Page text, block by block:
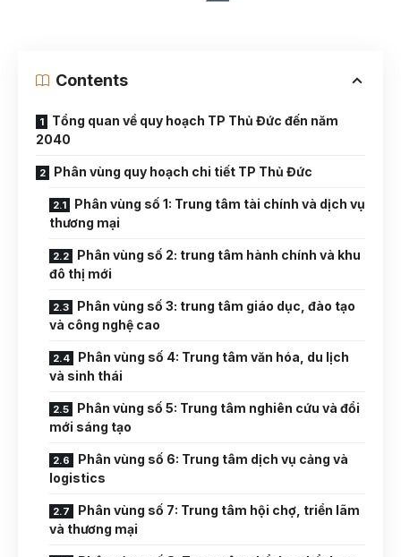
Contents
Tổng quan về quy hoạch TP Thủ Đức đến năm
2040
Phân vùng quy hoạch chi tiết TP Thủ Đức
Phân vùng số 1: Trung tâm tài chính và dịch vụ
thương mại
Phân vùng số 2: trung tâm hành chính và khu
đô thị mới
Phân vùng số 3: trung tâm giáo dục, đào tạo
và công nghệ cao
Phân vùng số 4: Trung tâm văn hóa, du lịch
và sinh thái
Phân vùng số 5: Trung tâm nghiên cứu và đổi
mới sáng tạo
Phân vùng số 6: Trung tâm dịch vụ cảng và
logistics
Phân vùng số 7: Trung tâm hội chợ, triển lãm
và thương mại